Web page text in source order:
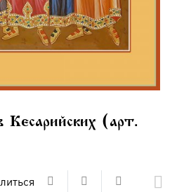
Кесарийских (арт.